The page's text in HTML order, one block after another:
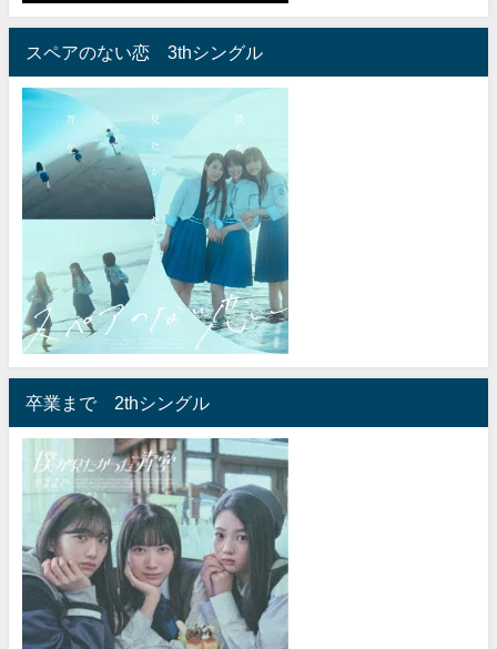
スペアのない恋 3thシングル
卒業まで 2thシングル